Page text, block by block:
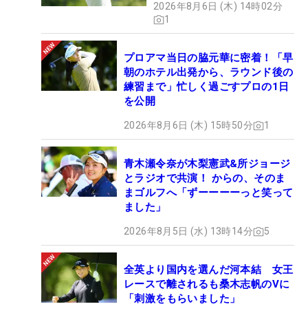
2026年8月6日 (木) 14時02分
1
プロアマ当日の脇元華に密着！「早
朝のホテル出発から、ラウンド後の
練習まで」忙しく過ごすプロの1日
を公開
2026年8月6日 (木) 15時50分 1
青木瀬令奈が木梨憲武&所ジョージ
とラジオで共演！ からの、そのま
まゴルフへ「ずーーーーっと笑って
ました」
2026年8月5日 (水) 13時14分 5
全英より国内を選んだ河本結 女王
レースで離されるも桑木志帆のVに
「刺激をもらいました」